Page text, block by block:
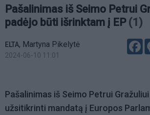
Pašalinimas iš Seimo Petrui
padėjo būti išrinktam į EP (1)
ELTA, Martyna Pikelytė
2024-06-10 11:01
Pašalinimas iš Seimo Petrui
užsitikrinti mandatą į Europos